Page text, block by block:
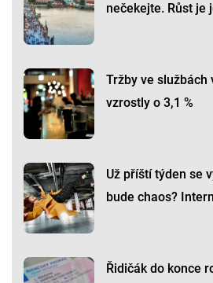
nečekejte. Růst je
Tržby ve službách
vzrostly o 3,1 %
Už příští týden se
bude chaos?
Řidičák do konce